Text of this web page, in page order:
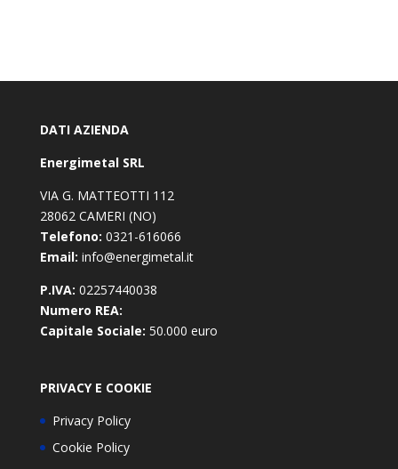
DATI AZIENDA
Energimetal SRL
VIA G. MATTEOTTI 112
28062 CAMERI (NO)
Telefono: 0321-616066
Email: info@energimetal.it
P.IVA: 02257440038
Numero REA:
Capitale Sociale: 50.000 euro
PRIVACY E COOKIE
Privacy Policy
Cookie Policy